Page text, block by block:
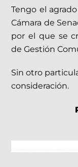
Tengo el
Cámara de
por el que se
de Gestión
Sin otro
consideración.